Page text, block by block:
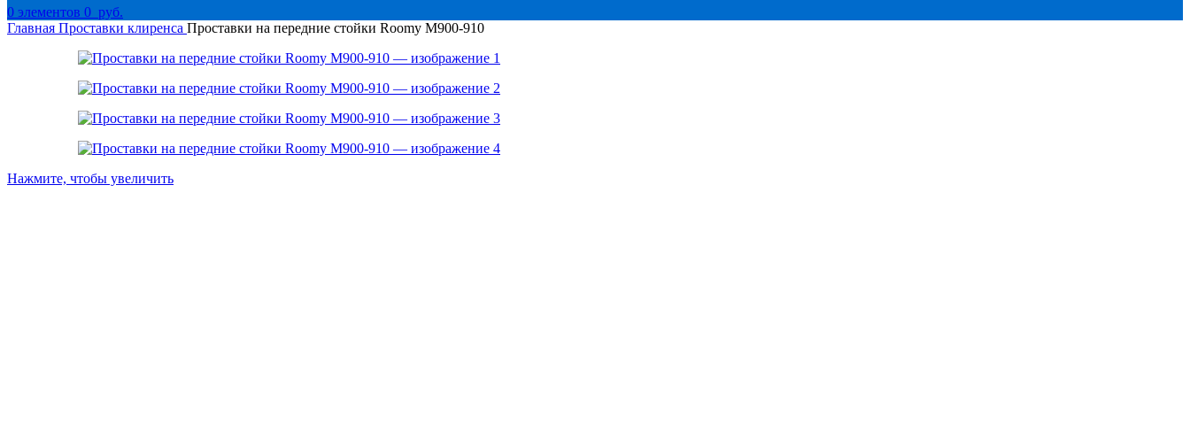
0 элементов 0 руб.
Главная Проставки клиренса Проставки на передние стойки Roomy M900-910
Нажмите, чтобы увеличить